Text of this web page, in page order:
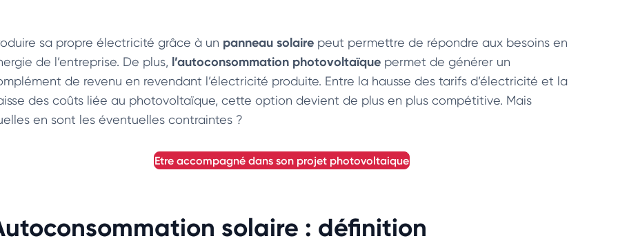
sa propre électricité grâce à un panneau solaire peut permettre de répondre aux besoins en
de l’entreprise. De plus, l’autoconsommation photovoltaïque permet de générer un
de revenu en revendant l’électricité produite. Entre la hausse des tarifs d’électricité et la
des coûts liée au photovoltaïque, cette option devient de plus en plus compétitive. Mais
en sont les éventuelles contraintes ?
etre accompagné dans son projet photovoltaique
solaire : définition